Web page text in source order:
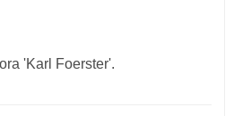
'Karl Foerster'.